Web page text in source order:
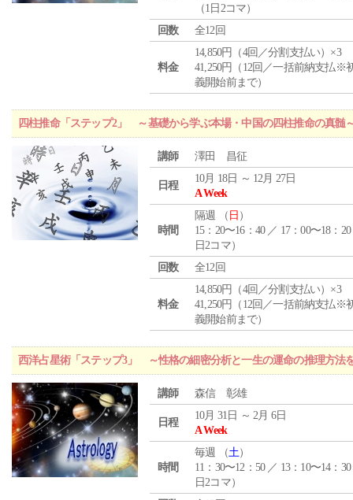
（1日2コマ）
回数
全12回
料金
14,850円（4回／分割支払い）×3
41,250円（12回／一括前納支払※
義開始前まで）
四柱推命「ステップ2」 ～基礎から学ぶ本場・中国の四柱推命の真髄
講師 澤田 昌征
日程
10月 18日 ～ 12月 27日
A Week
時間
隔週 （ 日 ）
15：20〜16：40 ／ 17：00〜18：
日2コマ）
回数
全12回
料金
14,850円（4回／分割支払い）×3
41,250円（12回／一括前納支払※
義開始前まで）
西洋占星術「ステップ3」 ～性格の細密分析と一生の運命の推理方法
講師 森信 彰雄
日程
10月 31日 ～ 2月 6日
A Week
時間
毎週 （土）
11：30〜12：50 ／ 13：10〜14：
日2コマ）